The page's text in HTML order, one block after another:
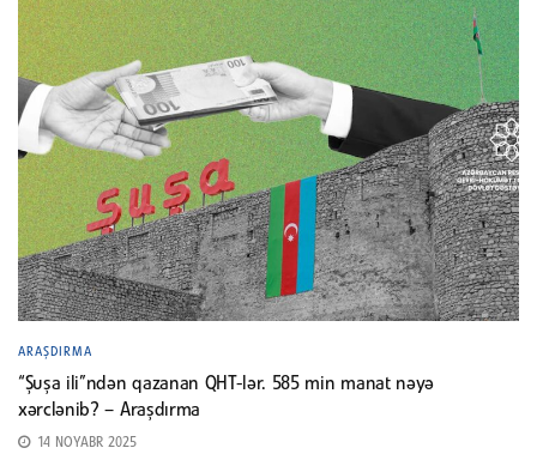
ARAŞDIRMA
“Şuşa ili”ndən qazanan QHT-lər. 585 min manat nəyə
xərclənib? – Araşdırma
14 NOYABR 2025